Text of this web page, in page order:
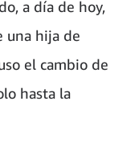
a día de hoy,
una hija de
el cambio de
hasta la